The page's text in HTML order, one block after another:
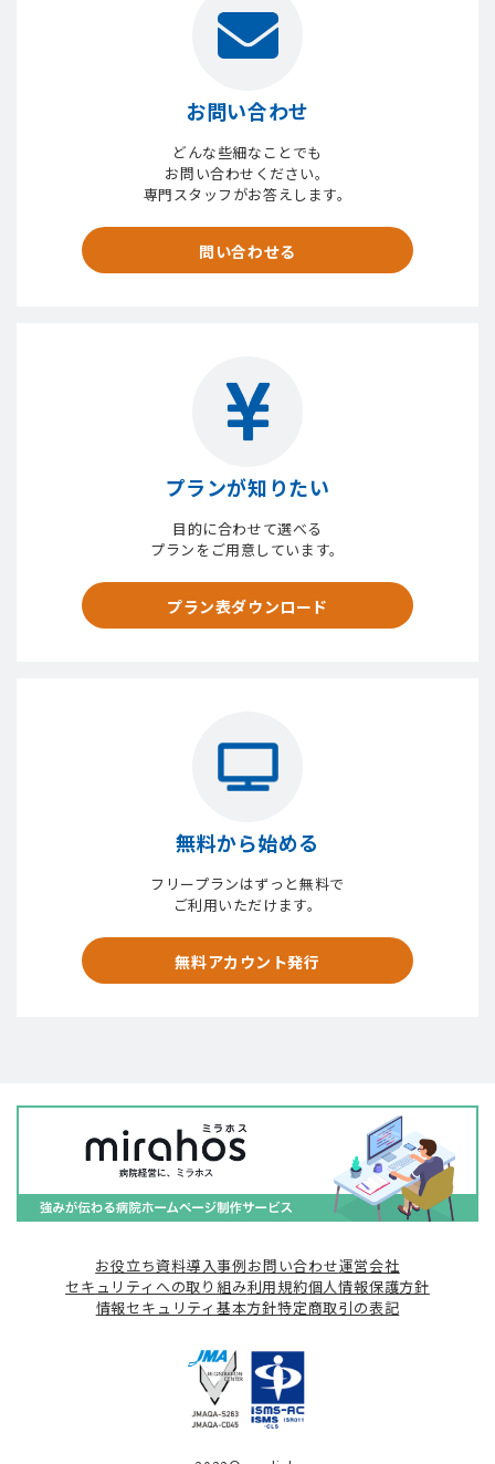
お問い合わせ
どんな些細なことでも
お問い合わせください。
専門スタッフがお答えします。
問い合わせる
プランが知りたい
目的に合わせて選べる
プランをご用意しています。
プラン表ダウンロード
無料から始める
フリープランはずっと無料で
ご利用いただけます。
無料アカウント発行
お役立ち資料導入事例お問い合わせ運営会社
セキュリティへの取り組み利用規約個人情報保護方針
情報セキュリティ基本方針特定商取引の表記